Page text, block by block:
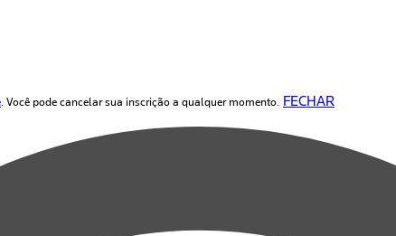
. Você pode cancelar sua inscrição a qualquer momento. FECHAR